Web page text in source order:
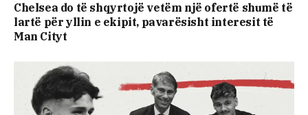
Chelsea do të shqyrtojë vetëm një ofertë shumë të
lartë për yllin e ekipit, pavarësisht interesit të
Man Cityt